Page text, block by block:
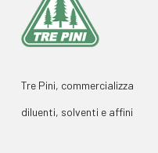
Tre Pini, commercializza
diluenti, solventi e affini